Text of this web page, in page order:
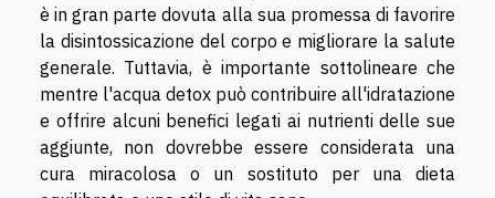
è in gran parte dovuta alla sua promessa di favorire
la disintossicazione del corpo e migliorare la salute
generale. Tuttavia, è importante sottolineare che
mentre l'acqua detox può contribuire all'idratazione
e offrire alcuni benefici legati ai nutrienti delle sue
aggiunte, non dovrebbe essere considerata una
cura miracolosa o un sostituto per una dieta